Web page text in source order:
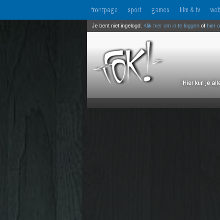
frontpage sport games film & tv
Hier kun je
Je bent niet ingelogd. Klik hier om in te loggen of hier